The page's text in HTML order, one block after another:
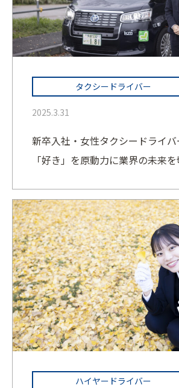
タクシードライバー
2025.3.31
新卒入社・女性タクシードライバ
「好き」を原動力に業界の未来を
ハイヤードライバー